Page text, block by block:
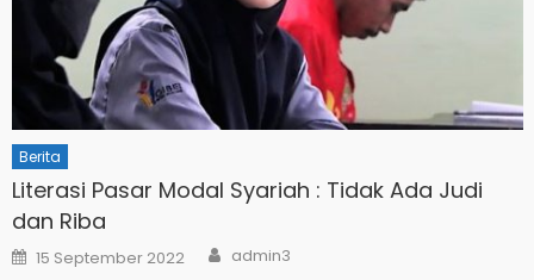
Berita
Literasi Pasar Modal Syariah : Tidak Ada Judi
dan Riba
Posted
on
15 September 2022 Author
admin3